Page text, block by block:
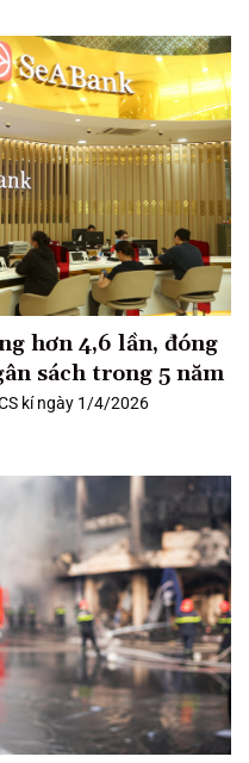
hơn 4,6 lần, đóng
sách trong 5 năm
kí ngày 1/4/2026